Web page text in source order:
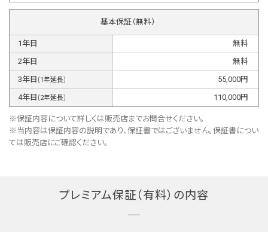
基本保証（無料）
1年目
無料
2年目
無料
3年目 (1年延長) 55,000円
4年目 (2年延長) 110,000円
※保証内容について詳しくは販売店までお問合せください。
※当内容は保証内容の説明であり、保証書ではございません。保証書につい
ては販売店にご確認ください。
プレミアム保証（有料）の内容